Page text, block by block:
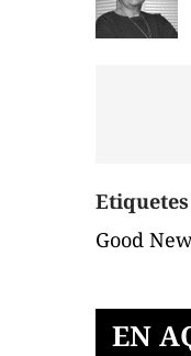
Etiquetes
Good
EN